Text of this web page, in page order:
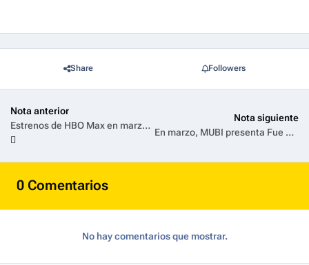
Share Followers
Nota anterior
Estrenos de HBO Max en marzo 2026
Nota siguiente
En marzo, MUBI presenta Fue Solo un Accidente, Pompeya: Bajo las Nubes y una curaduría de clásicos imperdibles
0 Comentarios
No hay comentarios que mostrar.